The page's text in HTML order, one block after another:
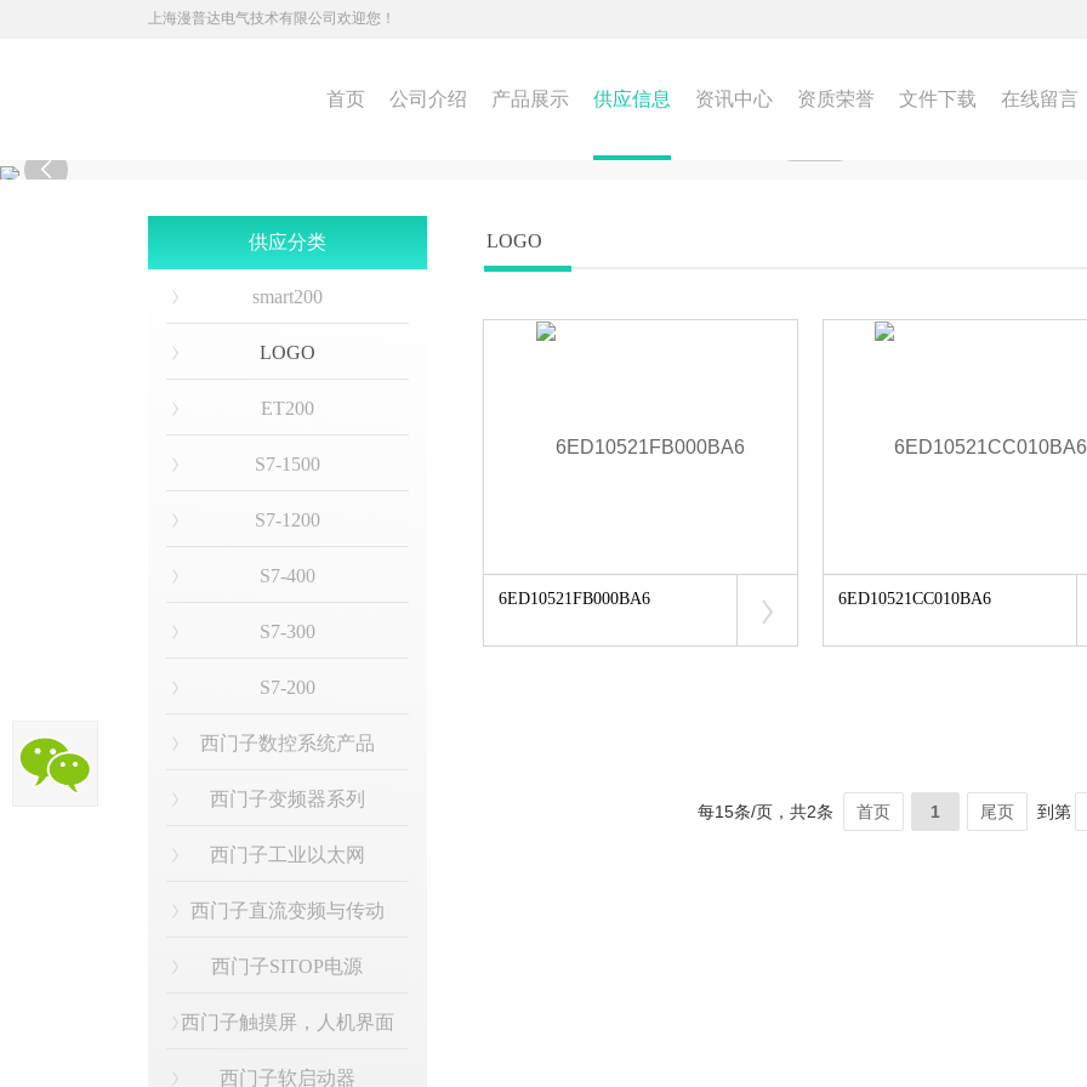
上海漫普达电气技术有限公司欢迎您！
首页 公司介绍 产品展示 供应信息 资讯中心 资质荣誉 文件下载 在线留言

供应分类
smart200
LOGO
ET200
S7-1500
S7-1200
S7-400
S7-300
S7-200
西门子数控系统产品
西门子变频器系列
西门子工业以太网
西门子直流变频与传动
西门子SITOP电源
西门子触摸屏，人机界面
西门子软启动器
LOGO
6ED10521FB000BA6 6ED10521CC010BA6
每15条/页，共2条 首页 1 尾页 到第